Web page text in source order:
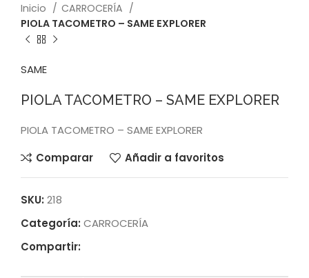
Inicio
CARROCERÍA
PIOLA TACOMETRO – SAME EXPLORER
SAME
PIOLA TACOMETRO – SAME EXPLORER
PIOLA TACOMETRO – SAME EXPLORER
Comparar
Añadir a favoritos
SKU: 218
Categoría: CARROCERÍA
Compartir: